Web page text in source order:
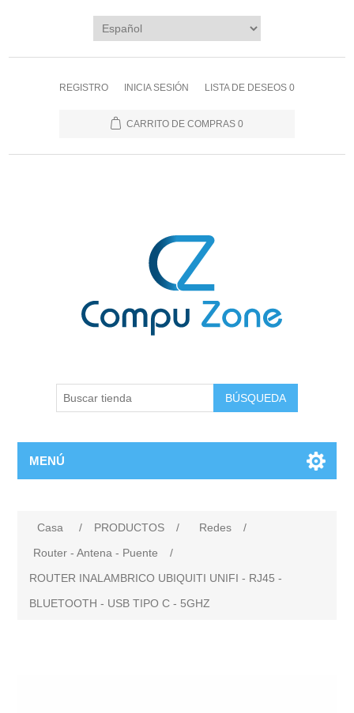
REGISTRO INICIA SESIÓN LISTA DE DESEOS 0
CARRITO DE COMPRAS 0
BÚSQUEDA
MENÚ
Casa / PRODUCTOS / Redes
/
Router - Antena - Puente
/
ROUTER INALAMBRICO UBIQUITI UNIFI - RJ45 -
BLUETOOTH - USB TIPO C - 5GHZ